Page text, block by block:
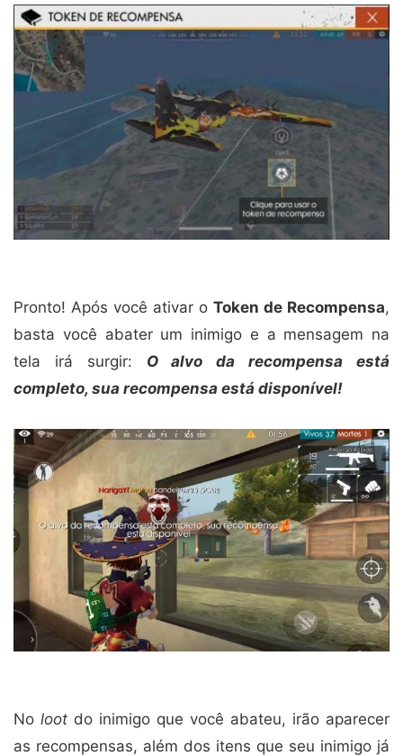
Pronto! Após você ativar o Token de Recompensa,
basta você abater um inimigo e a mensagem na
tela irá surgir: O alvo da recompensa está
completo, sua recompensa está disponível!
No loot do inimigo que você abateu, irão aparecer
as recompensas, além dos itens que seu inimigo já